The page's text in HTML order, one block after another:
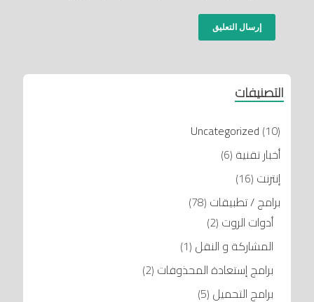
التصنيفات
Uncategorized (10)
أخبار تقنية (6)
إنترنت (16)
برامج / تطبيقات (78)
أدوات الروت (2)
المشاركة و النقل (1)
برامج إستعادة المحذوفات (2)
برامج التحميل (5)